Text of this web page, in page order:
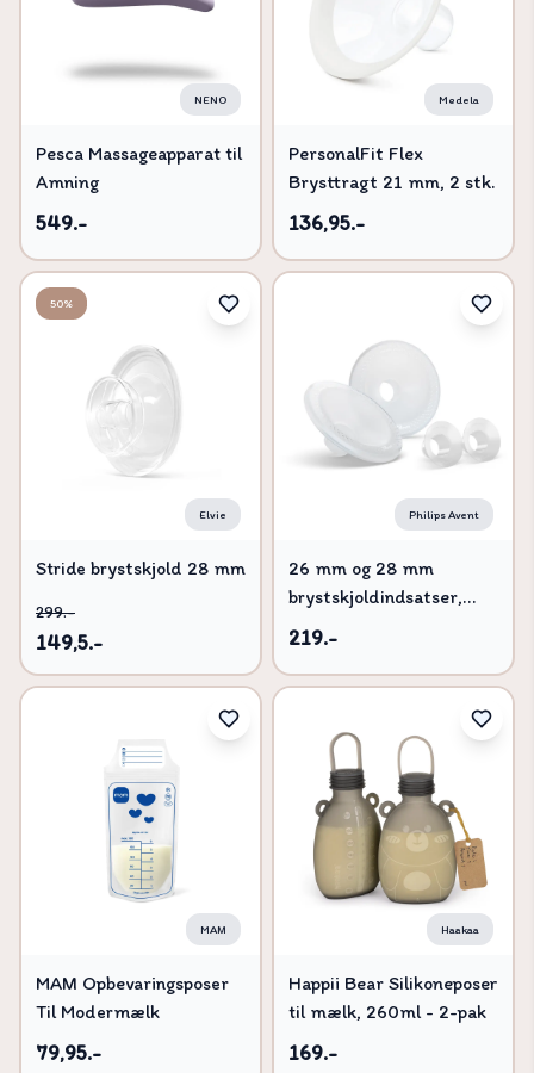
NENO
Pesca Massageapparat til
Amning
549.-
Medela
PersonalFit Flex
Brysttragt 21 mm, 2 stk.
136,95.-
50%
Elvie
Stride brystskjold 28 mm
299.-
149,5.-
Philips Avent
26 mm og 28 mm
brystskjoldindsatser,
håndfri.
219.-
MAM
MAM Opbevaringsposer
Til Modermælk
79,95.-
Haakaa
Happii Bear Silikoneposer
til mælk, 260ml - 2-pak
169.-